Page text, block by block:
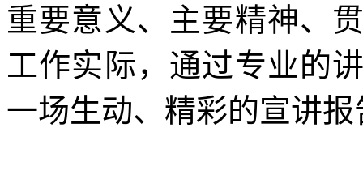
重要意义、主要精神、
工作实际，通过专业的
一场生动、精彩的宣讲报